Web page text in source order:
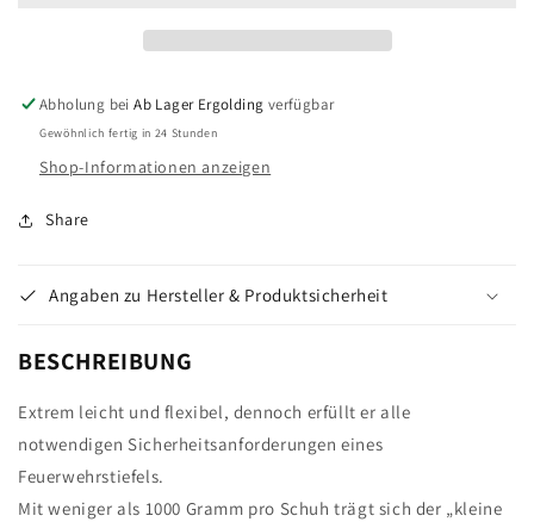
Abholung beiAb Lager Ergolding verfügbar
Gewöhnlich fertig in 24 Stunden
Shop-Informationen anzeigen
Share
Angaben zu Hersteller & Produktsicherheit
BESCHREIBUNG
Extrem leicht und flexibel, dennoch erfüllt er alle
notwendigen Sicherheitsanforderungen eines
Feuerwehrstiefels.
Mit weniger als 1000 Gramm pro Schuh trägt sich der „kleine